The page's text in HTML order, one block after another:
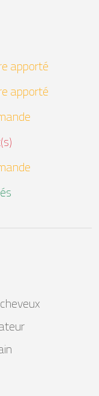
apporté
apporté